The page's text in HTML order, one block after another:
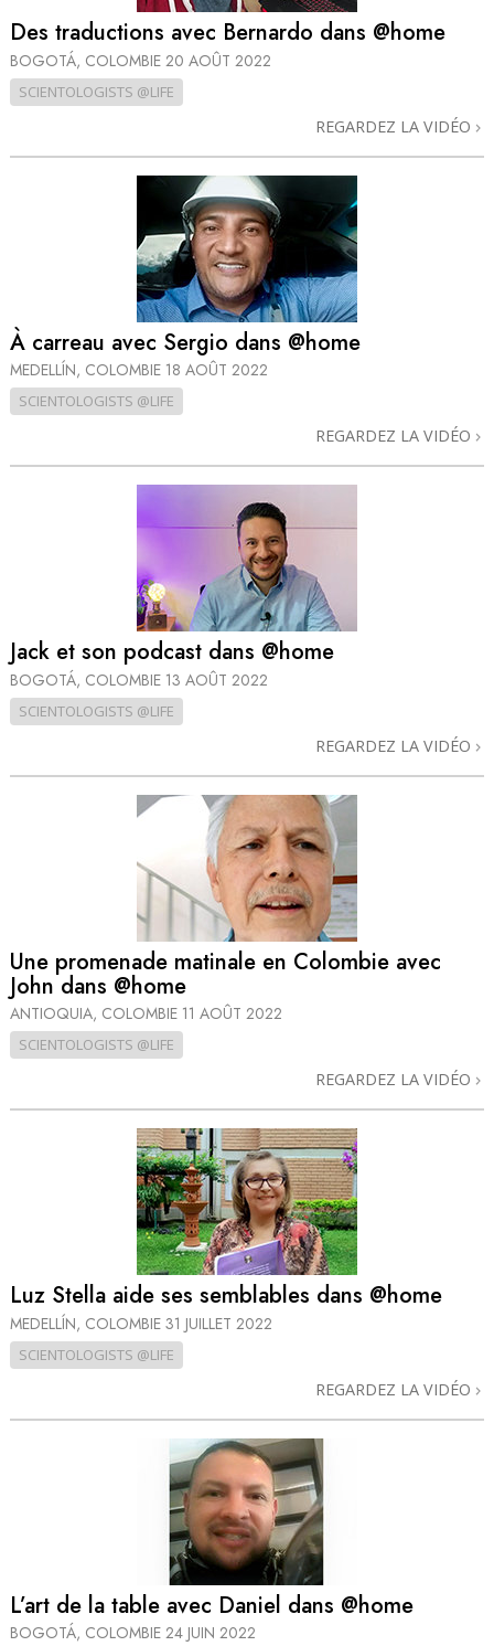
Des traductions avec Bernardo dans @home
BOGOTÁ, COLOMBIE 20 AOÛT 2022
SCIENTOLOGISTS @LIFE
REGARDEZ LA VIDÉO
À carreau avec Sergio dans @home
MEDELLÍN, COLOMBIE 18 AOÛT 2022
SCIENTOLOGISTS @LIFE
REGARDEZ LA VIDÉO
Jack et son podcast dans @home
BOGOTÁ, COLOMBIE 13 AOÛT 2022
SCIENTOLOGISTS @LIFE
REGARDEZ LA VIDÉO
Une promenade matinale en Colombie avec
John dans @home
ANTIOQUIA, COLOMBIE 11 AOÛT 2022
SCIENTOLOGISTS @LIFE
REGARDEZ LA VIDÉO
Luz Stella aide ses semblables dans @home
MEDELLÍN, COLOMBIE 31 JUILLET 2022
SCIENTOLOGISTS @LIFE
REGARDEZ LA VIDÉO
L’art de la table avec Daniel dans @home
BOGOTÁ, COLOMBIE 24 JUIN 2022